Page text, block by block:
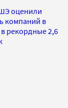
оценили
компаний в
рекордные 2,6